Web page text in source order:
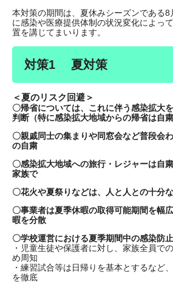
本対策の期間は、夏休みシーズンである8
に感染や医療提供体制の状況変化によっ
置を講じてまいります。
対策1 夏対策
＜夏のリスク回避＞
〇帰省については、 これに伴う感染拡大
判断（特に感染拡大地域からの帰省は自粛
〇親戚同士の集まりや同窓会など普段会
の自粛
〇感染拡大地域への旅行・レジャーは自
家族で
〇花火や夏祭りなどは、人と人との十分
〇事業者は夏季休暇の取得可能期間を幅
暇を分散
〇学校運営における夏季期間中の感染防
・児童生徒や保護者に対し、家族全員で
め周知
・練習試合等は日帰りを基本とするなど
を徹底